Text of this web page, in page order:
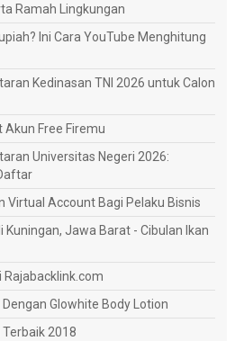
Ramah Lingkungan
Ini Cara YouTube Menghitung
Kedinasan TNI 2026 untuk Calon
Akun Free Firemu
Universitas Negeri 2026:
Virtual Account Bagi Pelaku Bisnis
Jawa Barat - Cibulan Ikan
Rajabacklink.com
Glowhite Body Lotion
2018